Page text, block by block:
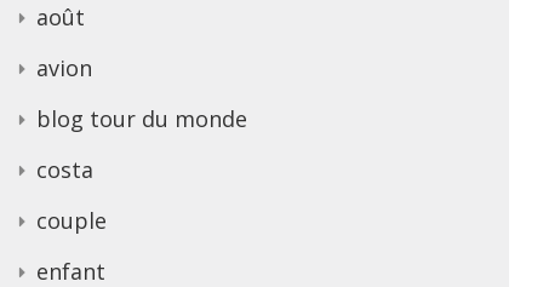
août
avion
blog tour du monde
costa
couple
enfant